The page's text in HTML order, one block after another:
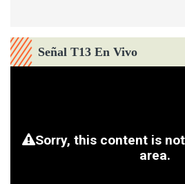
Señal T13 En Vivo